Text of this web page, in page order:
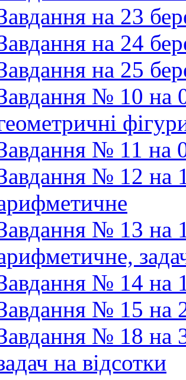
на 23
на 24
на 25
№ 10 на
№ 11 на
№ 12 на
№ 13 на
№ 14 на
№ 15 на
№ 18 на
на відсотки